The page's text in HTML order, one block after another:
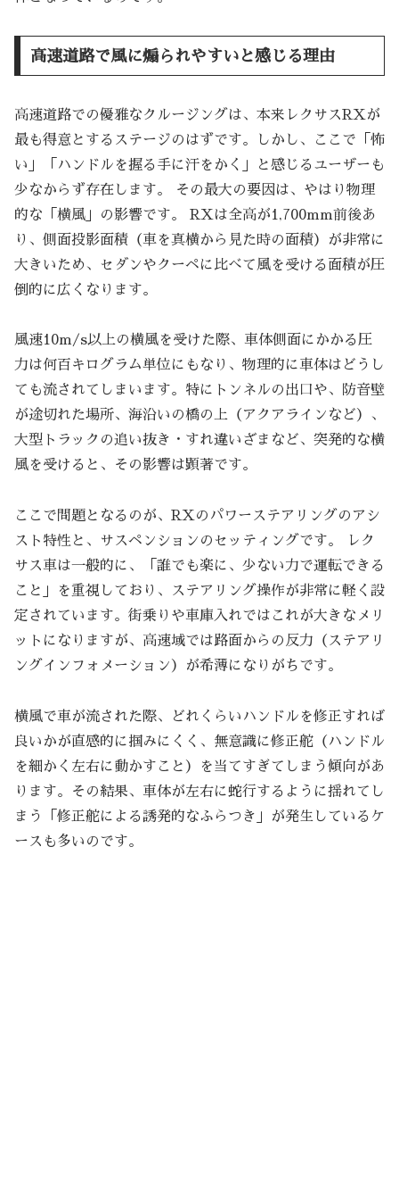
高速道路で風に煽られやすいと感じる理由
高速道路での優雅なクルージングは、本来レクサスRXが
最も得意とするステージのはずです。しかし、ここで「怖
い」「ハンドルを握る手に汗をかく」と感じるユーザーも
少なからず存在します。 その最大の要因は、やはり物理
的な「横風」の影響です。 RXは全高が1,700mm前後あ
り、側面投影面積（車を真横から見た時の面積）が非常に
大きいため、セダンやクーペに比べて風を受ける面積が圧
倒的に広くなります。
風速10m/s以上の横風を受けた際、車体側面にかかる圧
力は何百キログラム単位にもなり、物理的に車体はどうし
ても流されてしまいます。特にトンネルの出口や、防音壁
が途切れた場所、海沿いの橋の上（アクアラインなど）、
大型トラックの追い抜き・すれ違いざまなど、突発的な横
風を受けると、その影響は顕著です。
ここで問題となるのが、RXのパワーステアリングのアシ
スト特性と、サスペンションのセッティングです。 レク
サス車は一般的に、「誰でも楽に、少ない力で運転できる
こと」を重視しており、ステアリング操作が非常に軽く設
定されています。街乗りや車庫入れではこれが大きなメリ
ットになりますが、高速域では路面からの反力（ステアリ
ングインフォメーション）が希薄になりがちです。
横風で車が流された際、どれくらいハンドルを修正すれば
良いかが直感的に掴みにくく、無意識に修正舵（ハンドル
を細かく左右に動かすこと）を当てすぎてしまう傾向があ
ります。その結果、車体が左右に蛇行するように揺れてし
まう「修正舵による誘発的なふらつき」が発生しているケ
ースも多いのです。